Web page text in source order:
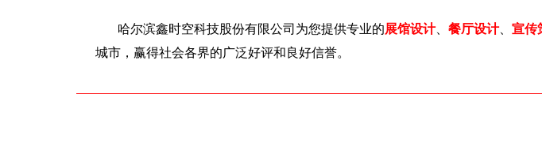
哈尔滨鑫时空科技股份有限公司为您提供专业的展馆设计、 餐厅设计、 宣传
城市，赢得社会各界的广泛好评和良好信誉。